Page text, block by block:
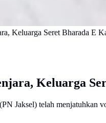
Keluarga Seret Bharada E
Keluarga
Jaksel) telah menjatuhkan